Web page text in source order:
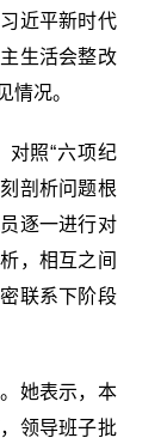
近平新时代
生活会整改
情况。
对照“六项纪
剖析问题根
逐一进行对
，相互之间
联系下阶段
她表示，本
领导班子批